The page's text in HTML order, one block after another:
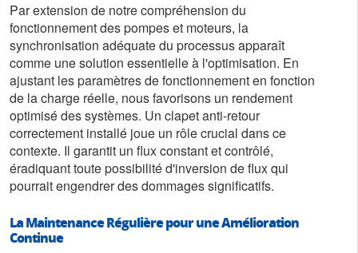
Par extension de notre compréhension du
fonctionnement des pompes et moteurs, la
synchronisation adéquate du processus apparaît
comme une solution essentielle à l'optimisation. En
ajustant les paramètres de fonctionnement en fonction
de la charge réelle, nous favorisons un rendement
optimisé des systèmes. Un clapet anti-retour
correctement installé joue un rôle crucial dans ce
contexte. Il garantit un flux constant et contrôlé,
éradiquant toute possibilité d'inversion de flux qui
pourrait engendrer des dommages significatifs.
La Maintenance Régulière pour une Amélioration
Continue